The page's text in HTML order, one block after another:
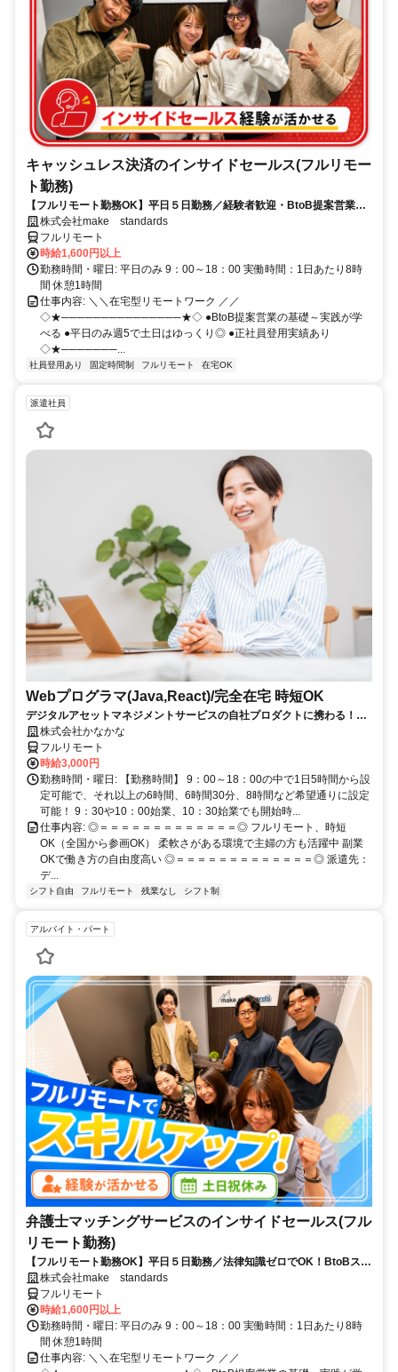
キャッシュレス決済のインサイドセールス(フルリモー
ト勤務)
【フルリモート勤務OK】平日５日勤務／経験者歓迎・BtoB提案営業で
スキルアップ
株式会社make standards
フルリモート
時給1,600円以上
勤務時間・曜日: 平日のみ 9：00～18：00 実働時間：1日あたり8時
間 休憩1時間
仕事内容: ＼＼在宅型リモートワーク ／／
◇★───────────────★◇ ●BtoB提案営業の基礎～実践が学
べる ●平日のみ週5で土日はゆっくり◎ ●正社員登用実績あり
◇★───────...
社員登用あり 固定時間制 フルリモート 在宅OK
派遣社員
Webプログラマ(Java,React)/完全在宅 時短OK
デジタルアセットマネジメントサービスの自社プロダクトに携わる！働
き方の自由度あり！
株式会社かなかな
フルリモート
時給3,000円
勤務時間・曜日: 【勤務時間】 9：00～18：00の中で1日5時間から設
定可能で、それ以上の6時間、6時間30分、8時間など希望通りに設定
可能！ 9：30や10：00始業、10：30始業でも開始時...
仕事内容: ◎＝＝＝＝＝＝＝＝＝＝＝＝＝◎ フルリモート、時短
OK（全国から参画OK） 柔軟さがある環境で主婦の方も活躍中 副業
OKで働き方の自由度高い ◎＝＝＝＝＝＝＝＝＝＝＝＝＝◎ 派遣先：
デ...
シフト自由 フルリモート 残業なし シフト制
アルバイト・パート
弁護士マッチングサービスのインサイドセールス(フル
リモート勤務)
【フルリモート勤務OK】平日５日勤務／法律知識ゼロでOK！BtoBスキ
ルが身につく営業職
株式会社make standards
フルリモート
時給1,600円以上
勤務時間・曜日: 平日のみ 9：00～18：00 実働時間：1日あたり8時
間 休憩1時間
仕事内容: ＼＼在宅型リモートワーク ／／